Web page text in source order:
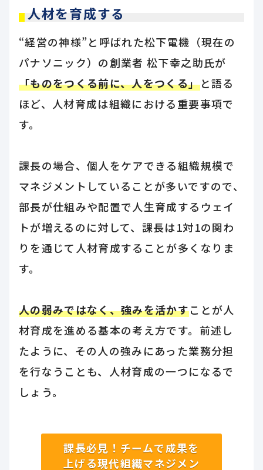
人材を育成する
“経営の神様”と呼ばれた松下電機（現在の
パナソニック）の創業者 松下幸之助氏が
「ものをつくる前に、人をつくる」と語る
ほど、人材育成は組織における重要事項で
す。
課長の場合、個人をケアできる組織規模で
マネジメントしていることが多いですので、
部長が仕組みや配置で人生育成するウェイ
トが増えるのに対して、課長は1対1の関わ
りを通じて人材育成することが多くなりま
す。
人の弱みではなく、強みを活かすことが人
材育成を進める基本の考え方です。前述し
たように、その人の強みにあった業務分担
を行なうことも、人材育成の一つになるで
しょう。
課長必見！チームで成果を
上げる現代組織マネジメン